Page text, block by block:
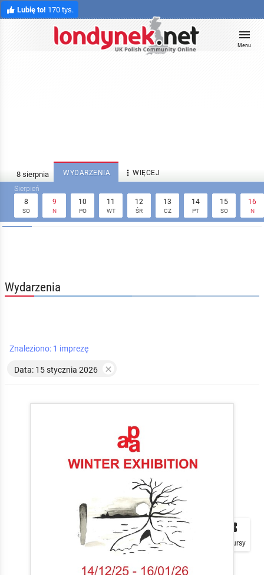
Lubię to! 170 tys.
Menu
WYDARZENIA  WIĘCEJ
8
SO
9
N
10
PO
11
WT
12
ŚR
13
CZ
14
PT
15
SO
16
N
Wydarzenia

Plakaty

Mapa
local_play
Konkursy
Znaleziono: 1 imprezę
Data: 15 stycznia 2026 